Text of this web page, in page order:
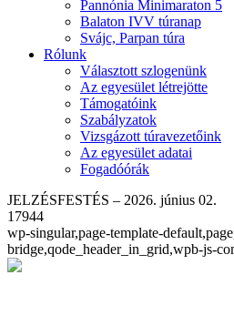
Pannónia Minimaraton 5
Balaton IVV túranap
Svájc, Parpan túra
Rólunk
Választott szlogenünk
Az egyesület létrejötte
Támogatóink
Szabályzatok
Vizsgázott túravezetőink
Az egyesület adatai
Fogadóórák
JELZÉSFESTÉS – 2026. június 02.
17944
wp-singular,page-template-
bridge,qode_header_in_grid,wpb-js-